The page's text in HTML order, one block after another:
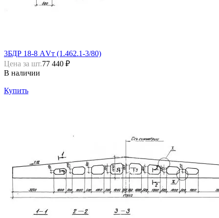
3БДР 18-8 АVт (1.462.1-3/80)
Цена за шт.77 440 ₽
В наличии
Купить